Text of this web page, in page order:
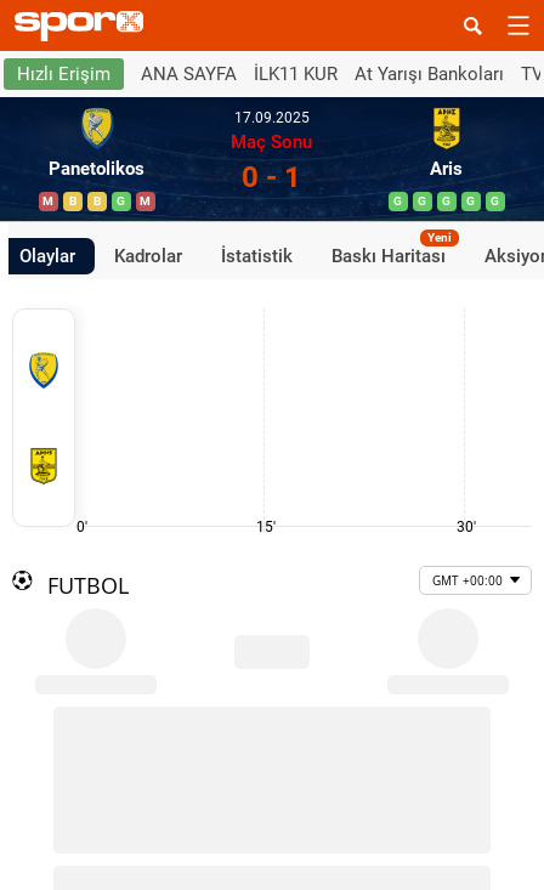
Hızlı Erişim ANA SAYFA İLK11 KUR At Yarışı Bankoları
Panetolikos
M B B G M
17.09.2025
Maç Sonu
0 - 1 Aris
G G G G G
Olaylar Kadrolar İstatistik Baskı Haritası
Yeni
0' 15' 30'
FUTBOL GMT +00:00